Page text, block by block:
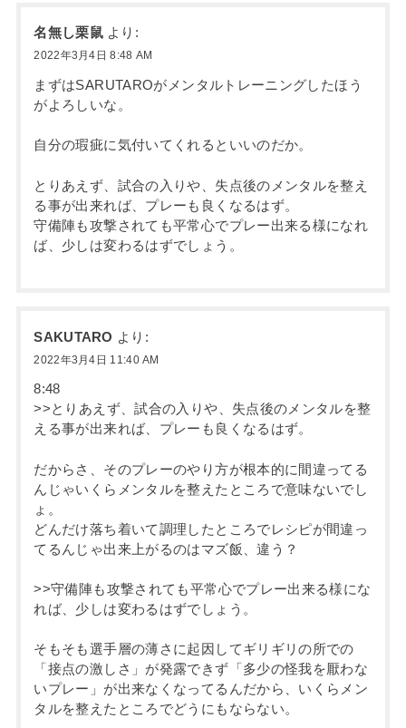
名無し栗鼠 より:
2022年3月4日 8:48 AM
まずはSARUTAROがメンタルトレーニングしたほう
がよろしいな。
自分の瑕疵に気付いてくれるといいのだか。
とりあえず、試合の入りや、失点後のメンタルを整え
る事が出来れば、プレーも良くなるはず。
守備陣も攻撃されても平常心でプレー出来る様になれ
ば、少しは変わるはずでしょう。
SAKUTARO より:
2022年3月4日 11:40 AM
8:48
>>とりあえず、試合の入りや、失点後のメンタルを整
える事が出来れば、プレーも良くなるはず。
だからさ、そのプレーのやり方が根本的に間違ってる
んじゃいくらメンタルを整えたところで意味ないでし
ょ。
どんだけ落ち着いて調理したところでレシピが間違っ
てるんじゃ出来上がるのはマズ飯、違う？
>>守備陣も攻撃されても平常心でプレー出来る様にな
れば、少しは変わるはずでしょう。
そもそも選手層の薄さに起因してギリギリの所での
「接点の激しさ」が発露できず「多少の怪我を厭わな
いプレー」が出来なくなってるんだから、いくらメン
タルを整えたところでどうにもならない。